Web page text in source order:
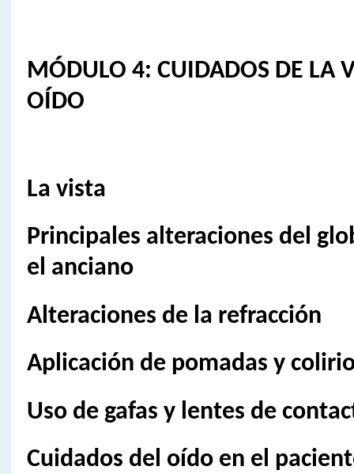
MÓDULO 4: CUIDADOS DE LA
OÍDO
La vista
Principales alteraciones del
el anciano
Alteraciones de la refracción
Aplicación de pomadas y
Uso de gafas y lentes de
Cuidados del oído en el